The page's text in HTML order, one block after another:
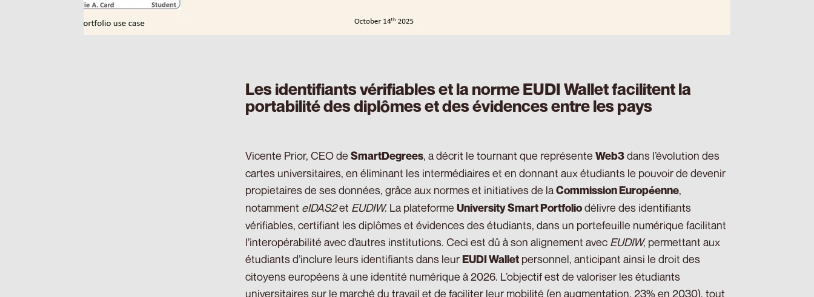
Les identifiants vérifiables et la norme EUDI Wallet facilitent la
portabilité des diplômes et des évidences entre les pays
Vicente Prior, CEO de SmartDegrees, a décrit le tournant que représente Web3dans l’évolution des
cartes universitaires, en éliminant les intermédiaires et en donnant aux étudiants le pouvoir de devenir
propietaires de ses données, grâce aux normes et initiatives de laCommission Européenne,
notamment eIDAS2et EUDIW. La plateforme University Smart Portfoliodélivre des identifiants
vérifiables, certifiant les diplômes et évidences des étudiants, dans un portefeuille numérique facilitant
l’interopérabilité avec d’autres institutions. Ceci est dû à son alignement avec EUDIW, permettant aux
étudiants d’inclure leurs identifiants dans leurEUDI Wallet personnel, anticipant ainsi le droit des
citoyens européens à une identité numérique à 2026. L’objectif est de valoriser les étudiants
universitaires sur le marché du travail et de faciliter leur mobilité (en augmentation, 23% en 2030), tout